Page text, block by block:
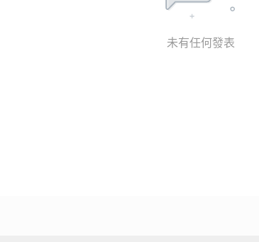
未有任何發表